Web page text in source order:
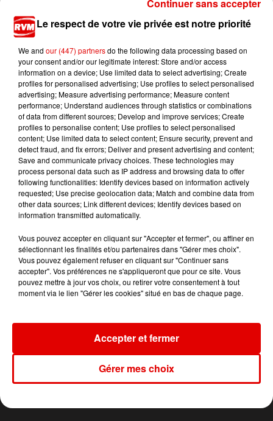
monde, fête ses 18 ans
TITRES DIFFUSÉS
10h09
10h09
GIMS
Soleil
10h05
10h05
ONE DIRECTION
Story Of My Life
10h02
10h02
ADELE CASTILLON
Ete Avec Toi
Le respect de votre vie privée est notre priorité
We and our (447) partnersdo the following data processing based on
your consent and/or our legitimate interest: Store and/or access
information on a device; Use limited data to select advertising; Create
profiles for personalised advertising; Use profiles to select personalised
advertising; Measure advertising performance; Measure content
performance; Understand audiences through statistics or combinations
of data from different sources; Develop and improve services; Create
profiles to personalise content; Use profiles to select personalised
content; Use limited data to select content; Ensure security, prevent and
detect fraud, and fix errors; Deliver and present advertising and content;
Save and communicate privacy choices. These technologies may
process personal data such as IP address and browsing data to offer
following functionalities: Identify devices based on information actively
requested; Use precise geolocation data; Match and combine data from
other data sources; Link different devices; Identify devices based on
information transmitted automatically.
Vous pouvez accepter en cliquant sur "Accepter et fermer", ou affiner en
sélectionnant les finalités et/ou partenaires dans "Gérer mes choix".
Vous pouvez également refuser en cliquant sur "Continuer sans
accepter". Vos préférences ne s'appliqueront que pour ce site. Vous
pouvez mettre à jour vos choix, ou retirer votre consentement à tout
moment via le lien "Gérer les cookies" situé en bas de chaque page.
Gérer mes choix
Accepter et fermer
Continuer sans accepter